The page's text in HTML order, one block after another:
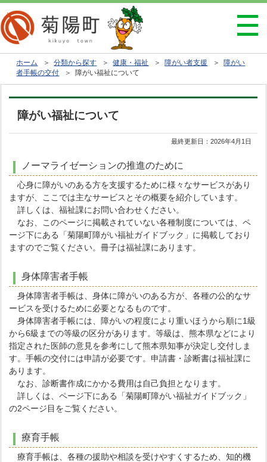
ホーム ＞分類から探す ＞健康・福祉 ＞ 障がい者支援 ＞ 障がい
者手帳の交付 ＞ 障がい福祉について
障がい福祉について
最終更新日：2026年4月1日
ノーマライゼーションの推進のために
心身に障がいのある方を支援するために様々なサービスがあり
ますが、ここでは主なサービスとその概要を紹介しています。
詳しくは、福祉課にお問い合わせください。
なお、このページに掲載されていない各種制度については、ペ
ージ下にある「菊陽町障がい福祉ガイドブック」に掲載しており
ますのでご覧ください。冊子は福祉課にあります。
身体障害者手帳
身体障害者手帳は、身体に障がいのある方が、各種の公的なサ
ービスを受けるために必要となるものです。
身体障害者手帳には、障がいの程度により重いほうから順に1級
から6級までの等級の区分があります。等級は、熊本県などにより
指定された医師の意見を参考にして熊本県知事が決定し交付しま
す。手帳の交付には申請が必要です。申請書・診断書は福祉課に
あります。
なお、診断書作成にかかる費用は自己負担となります。
詳しくは、ページ下にある「菊陽町障がい福祉ガイドブック」
の2ページ目をご覧ください。
療育手帳
療育手帳は、各種の援助や相談を受けやすくするため、知的機